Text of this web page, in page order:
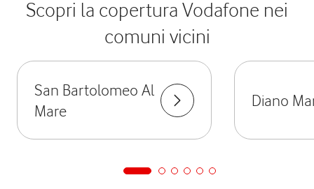
Scopri la copertura Vodafone nei
comuni vicini
San Bartolomeo Al
Mare
Diano